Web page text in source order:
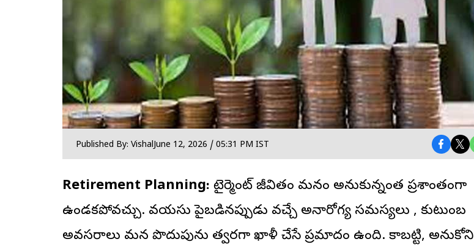
Published By: VishalJune 12, 2026 / 05:31 PM IST
Retirement Planning: రిటైర్మెంట్ జీవితం మనం అనుకున్నంత ప్రశాంతంగా
ఉండకపోవచ్చు. వయసు పైబడినప్పుడు వచ్చే అనారోగ్య సమస్యలు , కుటుంబ
అవసరాలు మన పొదుపును త్వరగా ఖాళీ చేసే ప్రమాదం ఉంది. కాబట్టి, అనుకోని